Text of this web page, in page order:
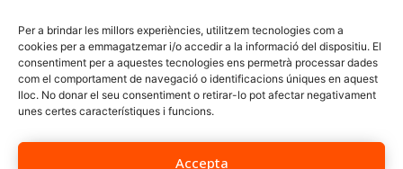
Per a brindar les millors experiències, utilitzem tecnologies com a
cookies per a emmagatzemar i/o accedir a la informació del dispositiu. El
consentiment per a aquestes tecnologies ens permetrà processar dades
com el comportament de navegació o identificacions úniques en aquest
lloc. No donar el seu consentiment o retirar-lo pot afectar negativament
unes certes característiques i funcions.
Accepta
© 2016 Àrids Daniel, S.A.
Tel.:
973 432 199 / 973 432 243
Mòbils: 650 501 827 / 659 713 013
Fax: 973 432 213
Disseny:laGràfica